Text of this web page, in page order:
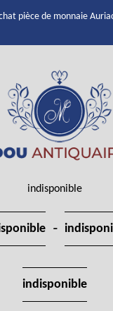
pièce de monnaie
indisponible
-
indisponible